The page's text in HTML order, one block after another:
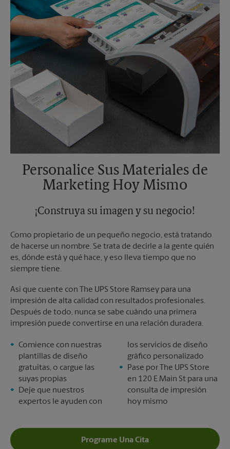
Personalice Sus Materiales de
Marketing Hoy Mismo
¡Construya su imagen y su negocio!
Como propietario de un pequeño negocio, está tratando
de hacerse un nombre. Se trata de decirle a la gente quién
es, dónde está y qué hace, y eso lleva tiempo que no
siempre tiene.
Así que cuente con The UPS Store Ramsey para una
impresión de alta calidad con resultados profesionales.
Después de todo, nunca se sabe cuándo una primera
impresión puede convertirse en una relación duradera.
Comience con nuestras
plantillas de diseño
gratuitas, o cargue las
suyas propias
Deje que nuestros
expertos le ayuden con
los servicios de diseño
gráfico personalizado
Pase por The UPS Store
en 120 E Main St para una
consulta de impresión
hoy mismo
Programe Una Cita